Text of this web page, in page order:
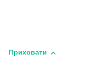
Приховати